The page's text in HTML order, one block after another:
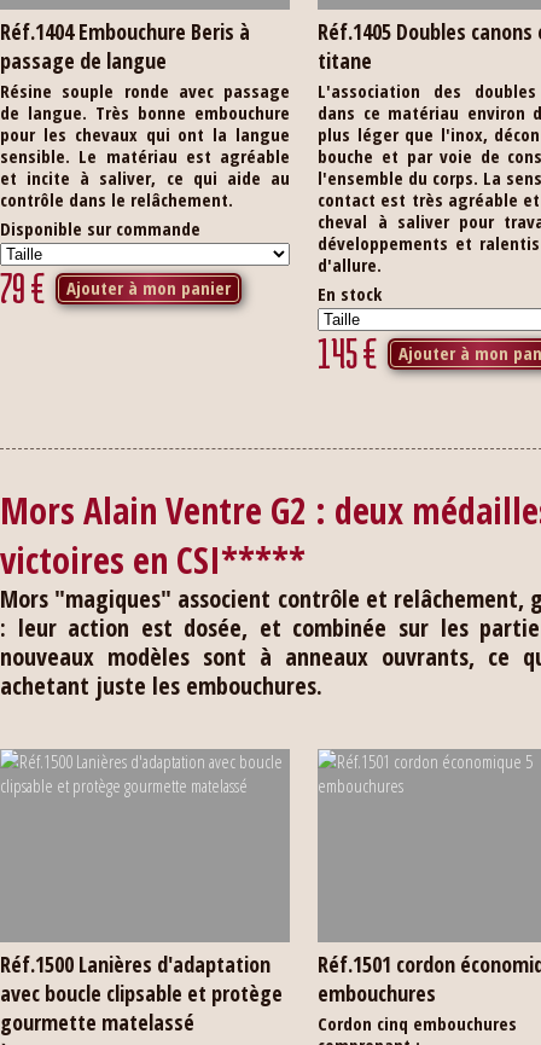
Réf.1404 Embouchure Beris à
passage de langue
Résine souple ronde avec passage
de langue. Très bonne embouchure
pour les chevaux qui ont la langue
sensible. Le matériau est agréable
et incite à saliver, ce qui aide au
contrôle dans le relâchement.
Disponible sur commande
79€ Ajouter à mon panier
Réf.1405 Doubles canons
titane
L'association des
dans ce matériau environ
plus léger que l'inox,
bouche et par voie de
l'ensemble du corps. La
contact est très agréable
cheval à saliver pour
développements et
d'allure.
En stock
145€ Ajouter à mon
Mors Alain Ventre G2 : deux
victoires en CSI*****
Mors "magiques" associent contrôle et relâchement,
: leur action est dosée, et combinée sur les
nouveaux modèles sont à anneaux ouvrants, ce
achetant juste les embouchures.
Réf.1500 Lanières d'adaptation
avec boucle clipsable et protège
gourmette matelassé
Réf.1501 cordon
embouchures
Cordon cinq embouchures